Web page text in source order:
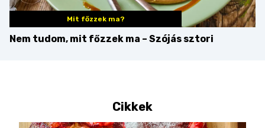
Mit főzzek ma?
Nem tudom, mit főzzek ma – Szójás sztori
Cikkek